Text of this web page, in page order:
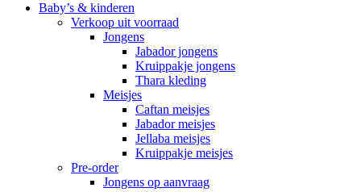
Baby’s & kinderen
Verkoop uit voorraad
Jongens
Jabador jongens
Kruippakje jongens
Thara kleding
Meisjes
Caftan meisjes
Jabador meisjes
Jellaba meisjes
Kruippakje meisjes
Pre-order
Jongens op aanvraag